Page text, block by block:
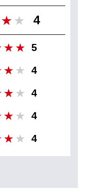
4
5
4
4
4
4